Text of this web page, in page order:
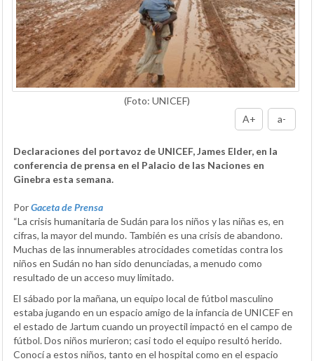
(Foto: UNICEF)
A+
a-
Declaraciones del portavoz de UNICEF, James Elder, en la
conferencia de prensa en el Palacio de las Naciones en
Ginebra esta semana.
PorGaceta de Prensa
“La crisis humanitaria de Sudán para los niños y las niñas es, en
cifras, la mayor del mundo. También es una crisis de abandono.
Muchas de las innumerables atrocidades cometidas contra los
niños en Sudán no han sido denunciadas, a menudo como
resultado de un acceso muy limitado.
El sábado por la mañana, un equipo local de fútbol masculino
estaba jugando en un espacio amigo de la infancia de UNICEF en
el estado de Jartum cuando un proyectil impactó en el campo de
fútbol. Dos niños murieron; casi todo el equipo resultó herido.
Conocí a estos niños, tanto en el hospital como en el espacio